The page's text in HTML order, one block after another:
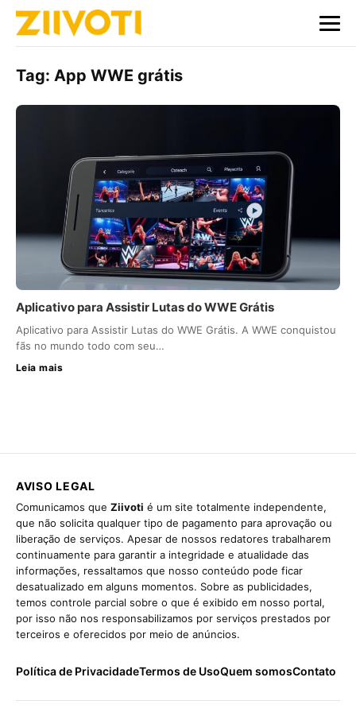
Tag: App WWE grátis
Aplicativo para Assistir Lutas do WWE Grátis
Aplicativo para Assistir Lutas do WWE Grátis. A WWE conquistou
fãs no mundo todo com seu…
Leia mais
AVISO LEGAL
Comunicamos que Ziivoti é um site totalmente independente,
que não solicita qualquer tipo de pagamento para aprovação ou
liberação de serviços. Apesar de nossos redatores trabalharem
continuamente para garantir a integridade e atualidade das
informações, ressaltamos que nosso conteúdo pode ficar
desatualizado em alguns momentos. Sobre as publicidades,
temos controle parcial sobre o que é exibido em nosso portal,
por isso não nos responsabilizamos por serviços prestados por
terceiros e oferecidos por meio de anúncios.
Política de PrivacidadeTermos de UsoQuem somosContato